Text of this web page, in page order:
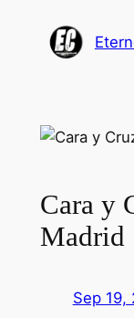
Cara y
Madrid
Sep 19,